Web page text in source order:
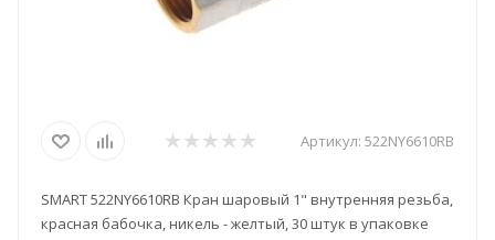
Артикул: 522NY6610RB
SMART 522NY6610RB Кран шаровый 1" внутренняя резьба,
красная бабочка, никель - желтый, 30 штук в упаковке